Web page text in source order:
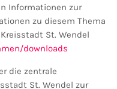
Informationen zur
zu diesem Thema
St. Wendel
downloads
die zentrale
St. Wendel zur